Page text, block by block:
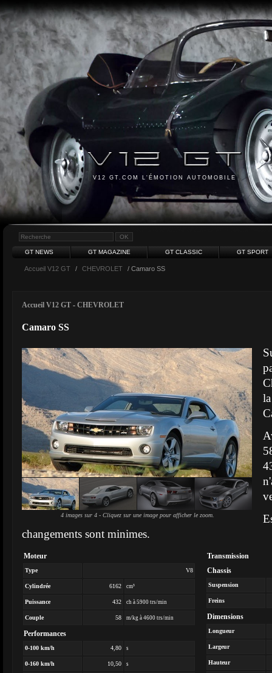
V12 GT.COM L'ÉMOTION AUTOMOBILE
GT NEWS GT MAGAZINE GT CLASSIC GT SPORT
Accueil V12 GT / CHEVROLET / Camaro SS
Accueil V12 GT - CHEVROLET
Camaro SS
4 images sur 4 - Cliquez sur une image pour afficher le zoom.
changements sont minimes.
Moteur
Type V8
Cylindrée 6162 cm³
Puissance 432 ch à 5900 trs/min
Couple 58 m/kg à 4600 trs/min
Performances
0-100 km/h 4,80 s
0-160 km/h 10,50 s
Transmission
Chassis
Suspension
Freins
Dimensions
Longueur
Largeur
Hauteur